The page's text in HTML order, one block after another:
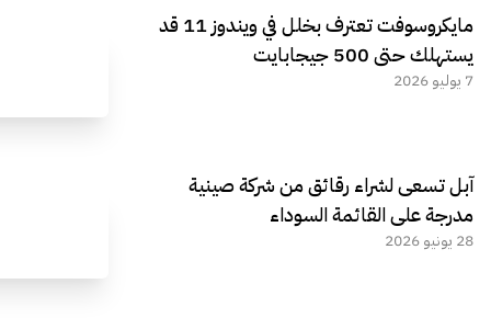
مايكروسوفت تعترف بخلل في ويندوز 11 قد
يستهلك حتى 500 جيجابايت
7 يوليو 2026
آبل تسعى لشراء رقائق من شركة صينية
مدرجة على القائمة السوداء
28 يونيو 2026